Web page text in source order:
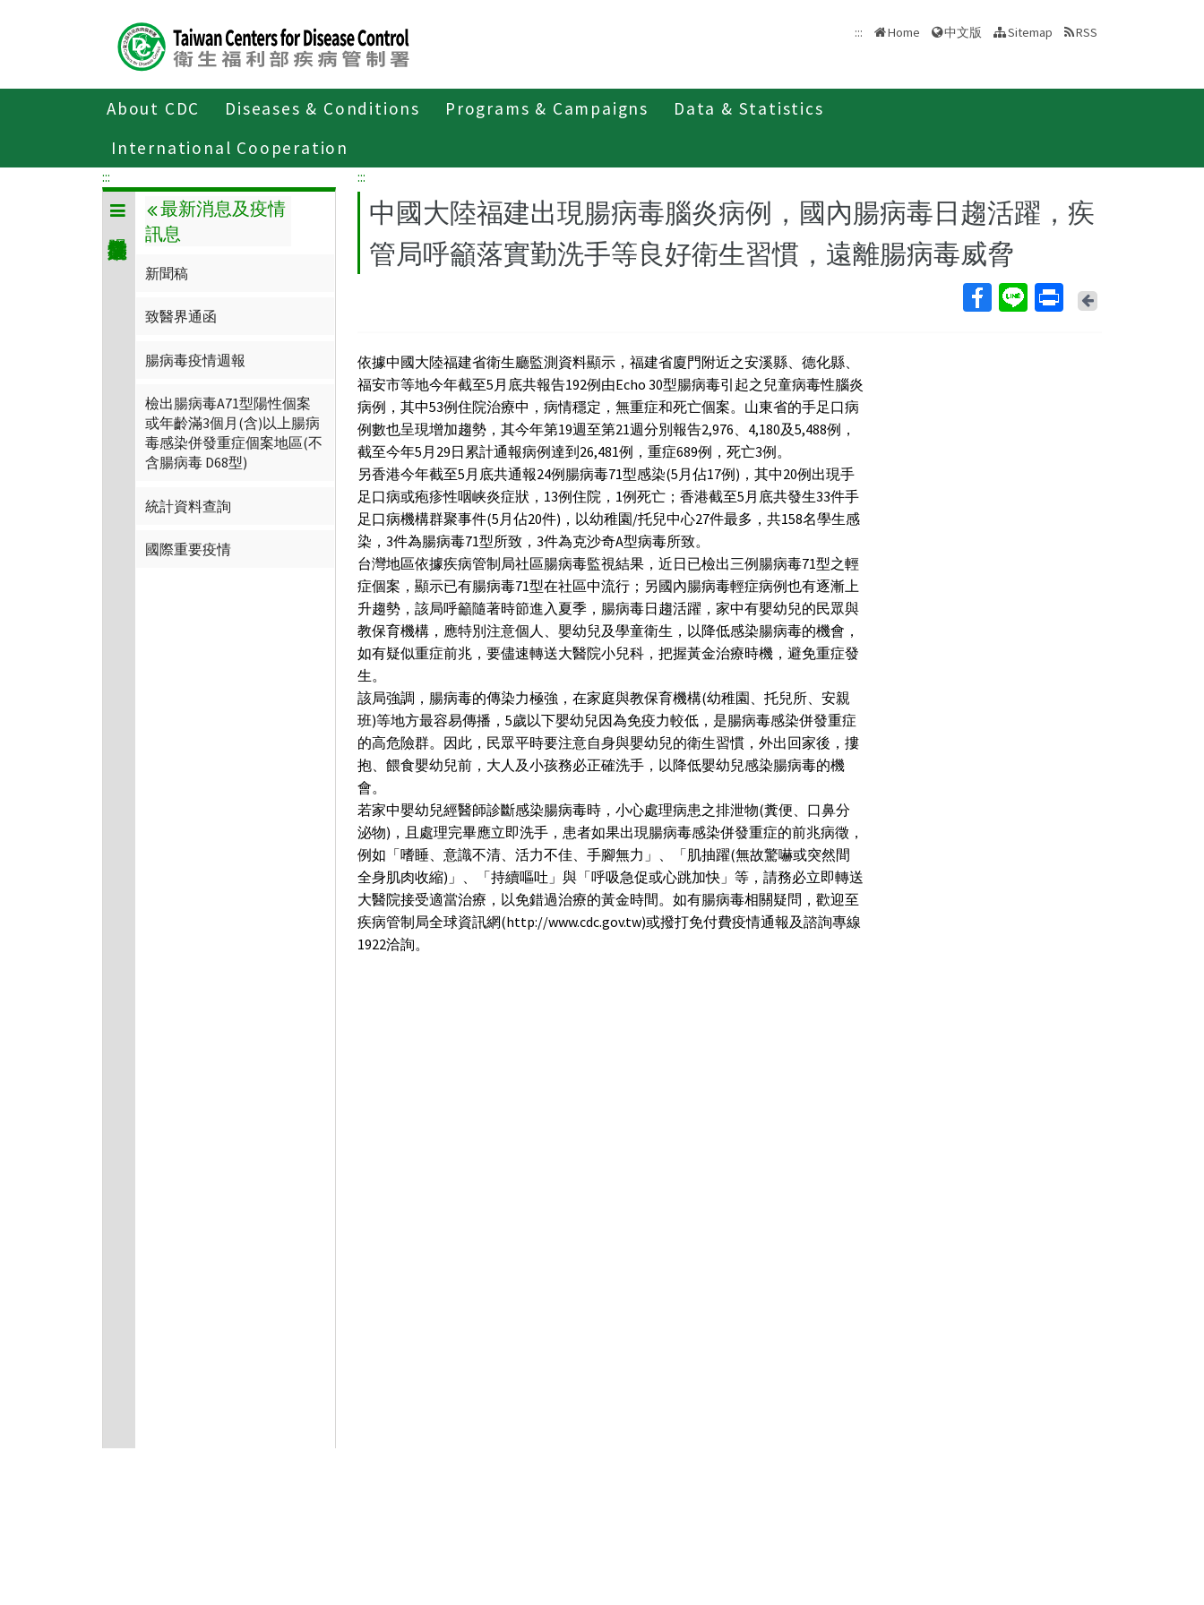
::: Home 中文版 Sitemap RSS
About CDC Diseases & Conditions Programs & Campaigns
Data & Statistics
International Cooperation
傳染病與防疫專題
:::
最新消息及疫情
訊息
新聞稿
致醫界通函
腸病毒疫情週報
檢出腸病毒A71型陽性個案
或年齡滿3個月(含)以上腸病
毒感染併發重症個案地區(不
含腸病毒 D68型)
統計資料查詢
國際重要疫情
:::
中國大陸福建出現腸病毒腦炎病例，國內腸病毒日趨活躍，疾
管局呼籲落實勤洗手等良好衛生習慣，遠離腸病毒威脅
Back
依據中國大陸福建省衛生廳監測資料顯示，福建省廈門附近之安溪縣、德化縣、
福安市等地今年截至5月底共報告192例由Echo 30型腸病毒引起之兒童病毒性腦炎
病例，其中53例住院治療中，病情穩定，無重症和死亡個案。山東省的手足口病
例數也呈現增加趨勢，其今年第19週至第21週分別報告2,976、4,180及5,488例，
截至今年5月29日累計通報病例達到26,481例，重症689例，死亡3例。
另香港今年截至5月底共通報24例腸病毒71型感染(5月佔17例)，其中20例出現手
足口病或疱疹性咽峡炎症狀，13例住院，1例死亡；香港截至5月底共發生33件手
足口病機構群聚事件(5月佔20件)，以幼稚園/托兒中心27件最多，共158名學生感
染，3件為腸病毒71型所致，3件為克沙奇A型病毒所致。
台灣地區依據疾病管制局社區腸病毒監視結果，近日已檢出三例腸病毒71型之輕
症個案，顯示已有腸病毒71型在社區中流行；另國內腸病毒輕症病例也有逐漸上
升趨勢，該局呼籲隨著時節進入夏季，腸病毒日趨活躍，家中有嬰幼兒的民眾與
教保育機構，應特別注意個人、嬰幼兒及學童衛生，以降低感染腸病毒的機會，
如有疑似重症前兆，要儘速轉送大醫院小兒科，把握黃金治療時機，避免重症發
生。
該局強調，腸病毒的傳染力極強，在家庭與教保育機構(幼稚園、托兒所、安親
班)等地方最容易傳播，5歲以下嬰幼兒因為免疫力較低，是腸病毒感染併發重症
的高危險群。因此，民眾平時要注意自身與嬰幼兒的衛生習慣，外出回家後，摟
抱、餵食嬰幼兒前，大人及小孩務必正確洗手，以降低嬰幼兒感染腸病毒的機
會。
若家中嬰幼兒經醫師診斷感染腸病毒時，小心處理病患之排泄物(糞便、口鼻分
泌物)，且處理完畢應立即洗手，患者如果出現腸病毒感染併發重症的前兆病徵，
例如「嗜睡、意識不清、活力不佳、手腳無力」、「肌抽躍(無故驚嚇或突然間
全身肌肉收縮)」、「持續嘔吐」與「呼吸急促或心跳加快」等，請務必立即轉送
大醫院接受適當治療，以免錯過治療的黃金時間。如有腸病毒相關疑問，歡迎至
疾病管制局全球資訊網(http://www.cdc.gov.tw)或撥打免付費疫情通報及諮詢專線
1922洽詢。